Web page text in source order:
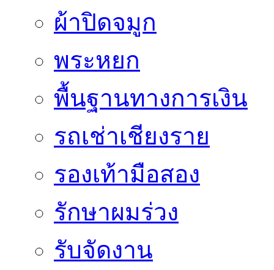
ผ้าปิดจมูก
พระหยก
พื้นฐานทางการเงิน
รถเช่าเชียงราย
รองเท้ามือสอง
รักษาผมร่วง
รับจัดงาน